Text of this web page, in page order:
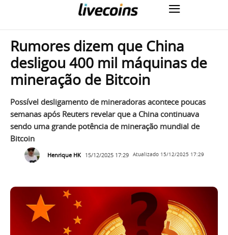
Rumores dizem que China
desligou 400 mil máquinas de
mineração de Bitcoin
Possível desligamento de mineradoras acontece poucas
semanas após Reuters revelar que a China continuava
sendo uma grande potência de mineração mundial de
Bitcoin
Henrique HK 15/12/2025 17:29 Atualizado 15/12/2025 17:29